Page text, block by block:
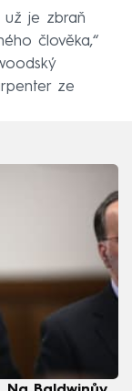
už je zbraň
člověka,“
ze